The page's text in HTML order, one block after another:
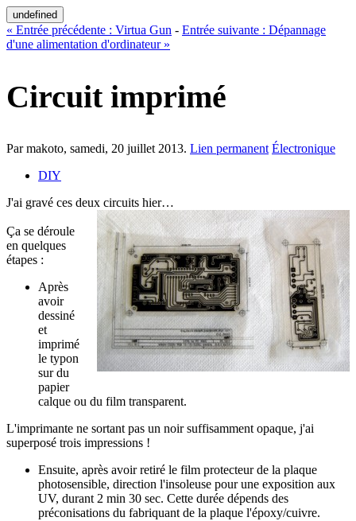
undefined
« Entrée précédente : Virtua Gun - Entrée suivante : Dépannage
d'une alimentation d'ordinateur»
Circuit imprimé
Par makoto, samedi, 20 juillet 2013. Lien permanent Électronique
DIY
J'ai gravé ces deux circuits hier…
Ça se déroule
en quelques
étapes :
Après
avoir
dessiné
et
imprimé
le typon
sur du
papier
calque ou du film transparent.
L'imprimante ne sortant pas un noir suffisamment opaque, j'ai
superposé trois impressions !
Ensuite, après avoir retiré le film protecteur de la plaque
photosensible, direction l'insoleuse pour une exposition aux
UV, durant 2 min 30 sec. Cette durée dépends des
préconisations du fabriquant de la plaque l'époxy/cuivre.